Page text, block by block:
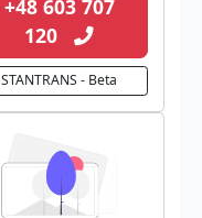
+48 603 707
120
STANTRANS - Beta